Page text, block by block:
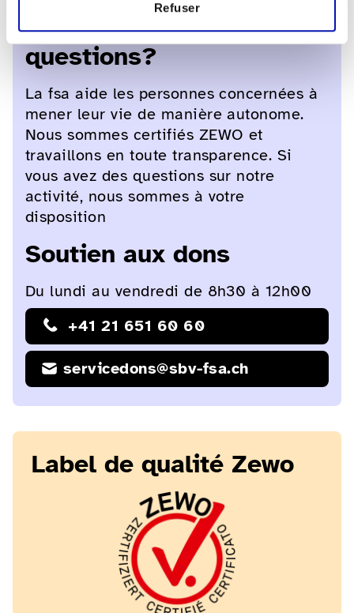
Refuser
Vous avez des
questions?
La fsa aide les personnes concernées à
mener leur vie de manière autonome.
Nous sommes certifiés ZEWO et
travaillons en toute transparence. Si
vous avez des questions sur notre
activité, nous sommes à votre
disposition
Soutien aux dons
Du lundi au vendredi de 8h30 à 12h00
+41 21 651 60 60
servicedons@sbv-fsa.ch
Label de qualité Zewo